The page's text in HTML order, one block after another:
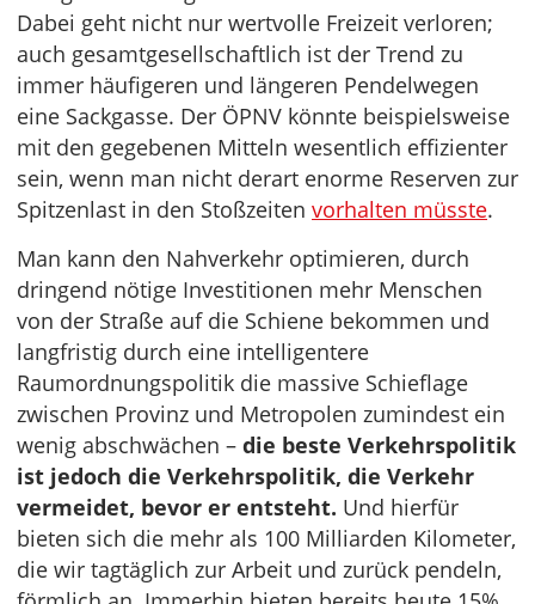
Dabei geht nicht nur wertvolle Freizeit verloren;
auch gesamtgesellschaftlich ist der Trend zu
immer häufigeren und längeren Pendelwegen
eine Sackgasse. Der ÖPNV könnte beispielsweise
mit den gegebenen Mitteln wesentlich effizienter
sein, wenn man nicht derart enorme Reserven zur
Spitzenlast in den Stoßzeiten vorhalten müsste.
Man kann den Nahverkehr optimieren, durch
dringend nötige Investitionen mehr Menschen
von der Straße auf die Schiene bekommen und
langfristig durch eine intelligentere
Raumordnungspolitik die massive Schieflage
zwischen Provinz und Metropolen zumindest ein
wenig abschwächen – die beste Verkehrspolitik
ist jedoch die Verkehrspolitik, die Verkehr
vermeidet, bevor er entsteht. Und hierfür
bieten sich die mehr als 100 Milliarden Kilometer,
die wir tagtäglich zur Arbeit und zurück pendeln,